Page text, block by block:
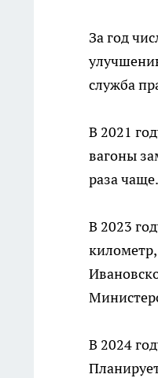
За год
служба
В 2021
вагоны
раза чаще.
В 2023
В 2024